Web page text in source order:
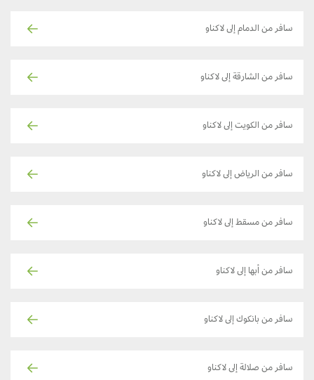
سافر من الدمام إلى لاكناو
سافر من الشارقة إلى لاكناو
سافر من الكويت إلى لاكناو
سافر من الرياض إلى لاكناو
سافر من مسقط إلى لاكناو
سافر من أبها إلى لاكناو
سافر من بانكوك إلى لاكناو
سافر من صلالة إلى لاكناو